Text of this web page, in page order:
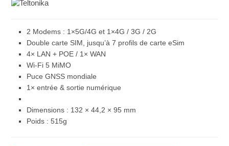
2 Modems : 1×5G/4G et 1×4G / 3G / 2G
Double carte SIM, jusqu’à 7 profils de carte eSim
4× LAN + POE / 1× WAN
Wi-Fi 5 MiMO
Puce GNSS mondiale
1× entrée & sortie numérique
Dimensions : 132 × 44,2 × 95 mm
Poids : 515g